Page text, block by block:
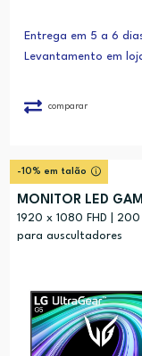
Entrega em 5 a 6
Levantamento em
comparar
-10% em talão
MONITOR LED
1920 x 1080 FHD |
para auscultadores